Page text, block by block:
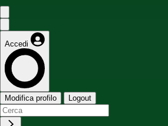
Accedi
Modifica profilo Logout